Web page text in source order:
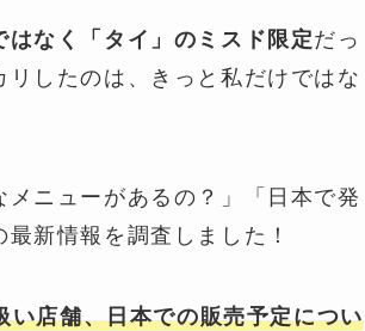
はなく「タイ」のミスド限定だっ
したのは、きっと私だけではな
ニューがあるの？」「日本で発
新情報を調査しました！
店舗、日本での販売予定につい